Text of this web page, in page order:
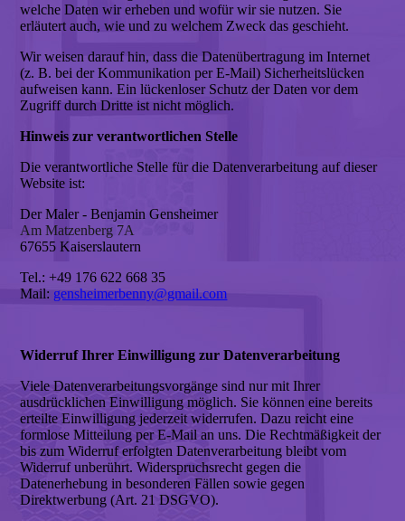
welche Daten wir erheben und wofür wir sie nutzen. Sie
erläutert auch, wie und zu welchem Zweck das geschieht.
Wir weisen darauf hin, dass die Datenübertragung im Internet
(z. B. bei der Kommunikation per E-Mail) Sicherheitslücken
aufweisen kann. Ein lückenloser Schutz der Daten vor dem
Zugriff durch Dritte ist nicht möglich.
Hinweis zur verantwortlichen Stelle
Die verantwortliche Stelle für die Datenverarbeitung auf dieser
Website ist:
Der Maler - Benjamin Gensheimer
Am Matzenberg 7A
67655 Kaiserslautern
Tel.: +49 176 622 668 35
Mail: gensheimerbenny@gmail.com
Widerruf Ihrer Einwilligung zur Datenverarbeitung
Viele Datenverarbeitungsvorgänge sind nur mit Ihrer
ausdrücklichen Einwilligung möglich. Sie können eine bereits
erteilte Einwilligung jederzeit widerrufen. Dazu reicht eine
formlose Mitteilung per E-Mail an uns. Die Rechtmäßigkeit der
bis zum Widerruf erfolgten Datenverarbeitung bleibt vom
Widerruf unberührt. Widerspruchsrecht gegen die
Datenerhebung in besonderen Fällen sowie gegen
Direktwerbung (Art. 21 DSGVO).